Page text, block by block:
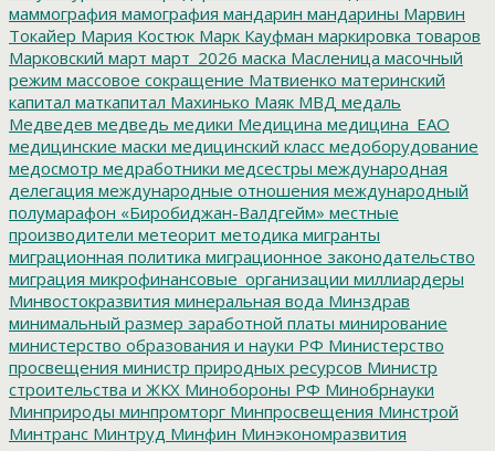
маммография мамография мандарин мандарины Марвин
Токайер Мария Костюк Марк Кауфман маркировка товаров
Марковский март март_2026 маска Масленица масочный
режим массовое сокращение Матвиенко материнский
капитал маткапитал Махинько Маяк МВД медаль
Медведев медведь медики Медицина медицина_ЕАО
медицинские маски медицинский класс медоборудование
медосмотр медработники медсестры международная
делегация международные отношения международный
полумарафон «Биробиджан-Валдгейм» местные
производители метеорит методика мигранты
миграционная политика миграционное законодательство
миграция микрофинансовые_организации миллиардеры
Минвостокразвития минеральная вода Минздрав
минимальный размер заработной платы минирование
министерство образования и науки РФ Министерство
просвещения министр природных ресурсов Министр
строительства и ЖКХ Минобороны РФ Минобрнауки
Минприроды минпромторг Минпросвещения Минстрой
Минтранс Минтруд Минфин Минэкономразвития